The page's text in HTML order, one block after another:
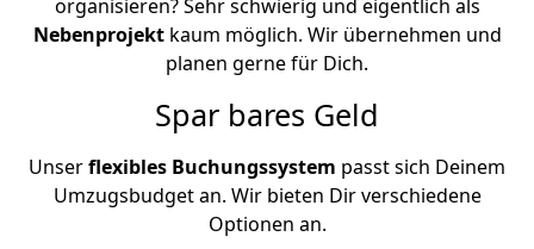
organisieren? Sehr schwierig und eigentlich als
Nebenprojekt kaum möglich. Wir übernehmen und
planen gerne für Dich.
Spar bares Geld
Unserflexibles Buchungssystem passt sich Deinem
Umzugsbudget an. Wir bieten Dir verschiedene
Optionen an.